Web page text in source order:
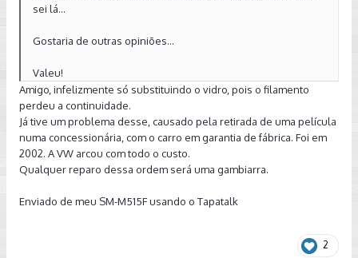
sei lá...
Gostaria de outras opiniões...
Valeu!
Amigo, infelizmente só substituindo o vidro, pois o filamento
perdeu a continuidade.
Já tive um problema desse, causado pela retirada de uma película
numa concessionária, com o carro em garantia de fábrica. Foi em
2002. A VW arcou com todo o custo.
Qualquer reparo dessa ordem será uma gambiarra.
Enviado de meu SM-M515F usando o Tapatalk
2